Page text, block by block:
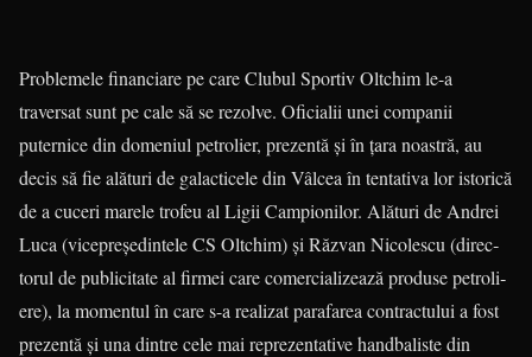
Problemele financiare pe care Clubul Sportiv Oltchim le-a
traversat sunt pe cale să se rezolve. Oficialii unei companii
puternice din domeniul petrolier, pre­zen­tă şi în ţara noastră, au
decis să fie alături de galacticele din Vâlcea în ten­tativa lor istorică
de a cuceri marele trofeu al Ligii Campionilor. Alături de Andrei
Luca (vicepreşedintele CS Olt­chim) şi Răzvan Nicolescu (direc­
torul de publicitate al firmei care comercializează produse petro­li­
e­re), la momentul în care s-a reali­zat parafarea contractului a fost
prezentă şi una dintre cele mai reprezentative hand­baliste din